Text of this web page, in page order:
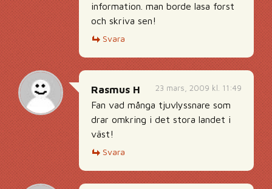
information. man borde lasa forst
och skriva sen!
Svara
23 mars, 2009 kl. 11:49
Rasmus H
Fan vad många tjuvlyssnare som
drar omkring i det stora landet i
väst!
Svara